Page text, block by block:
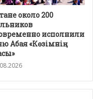
около 200
исполнили
Абая «Көзімнің